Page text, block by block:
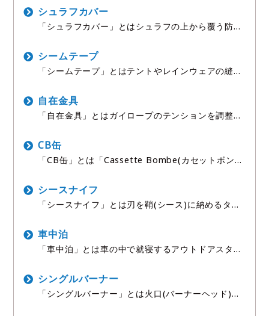
便利なボトルです。 使用時は通常の水筒のように水
や飲み物を入れ
シュラフカバー
「シュラフカバー」とはシュラフの上から覆う防
助アイテムです。 特にダウンシュラフは水濡れに弱
いため、シュラフ
シームテープ
「シームテープ」とはテントやレインウェアの縫い
ントやレインウェアの生地そのものは防水加工され
ていても、縫
自在金具
「自在金具」とはガイロープのテンションを調整す
の通り「自在に」ロープの長さを調整できる構造に
なっており、ロ
CB缶
「CB缶」とは「Cassette Bombe(カセットボン
パー、ホームセンターなど身近な店舗で手軽に入手
で
シースナイフ
「シースナイフ」とは刃を鞘(シース)に納めるタイ
理など過酷な作業に向いています。 英語の「sheat
h(鞘)
車中泊
「車中泊」とは車の中で就寝するアウトドアスタイ
ているスタイルです。 SUVやミニバン、軽バン、
キャンピングカ
シングルバーナー
「シングルバーナー」とは火口(バーナーヘッド)が